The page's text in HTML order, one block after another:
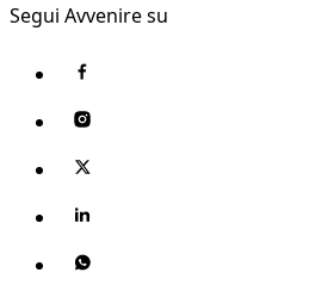
Segui Avvenire su